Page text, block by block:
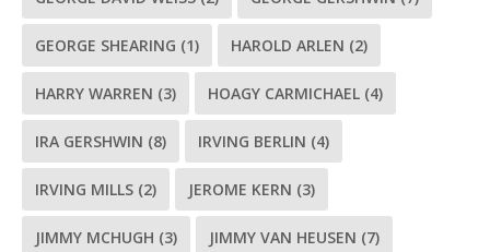
GEORGE SHEARING (1) HAROLD ARLEN (2)
HARRY WARREN (3) HOAGY CARMICHAEL (4)
IRA GERSHWIN (8) IRVING BERLIN (4)
IRVING MILLS (2) JEROME KERN (3)
JIMMY MCHUGH (3) JIMMY VAN HEUSEN (7)